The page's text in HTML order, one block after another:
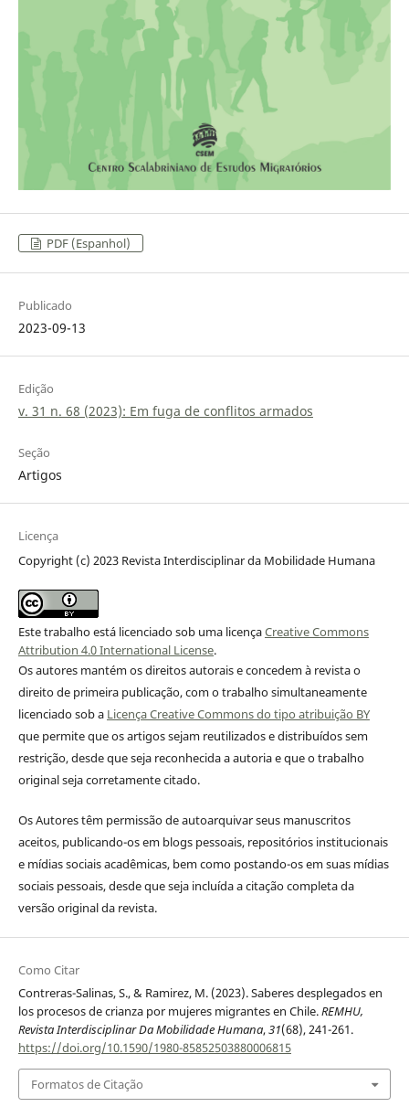
PDF (Espanhol)
Publicado
2023-09-13
Edição
v. 31 n. 68 (2023): Em fuga de conflitos armados
Seção
Artigos
Licença
Copyright (c) 2023 Revista Interdisciplinar da Mobilidade Humana
Este trabalho está licenciado sob uma licençaCreative Commons
Attribution 4.0 International License.
Os autores mantém os direitos autorais e concedem à revista o
direito de primeira publicação, com o trabalho simultaneamente
licenciado sob a Licença Creative Commons do tipo atribuição BY
que permite que os artigos sejam reutilizados e distribuídos sem
restrição, desde que seja reconhecida a autoria e que o trabalho
original seja corretamente citado.
Os Autores têm permissão de autoarquivar seus manuscritos
aceitos, publicando-os em blogs pessoais, repositórios institucionais
e mídias sociais acadêmicas, bem como postando-os em suas mídias
sociais pessoais, desde que seja incluída a citação completa da
versão original da revista.
Como Citar
Contreras-Salinas, S., & Ramirez, M. (2023). Saberes desplegados en
los procesos de crianza por mujeres migrantes en Chile.REMHU,
Revista Interdisciplinar Da Mobilidade Humana,31(68), 241-261.
https://doi.org/10.1590/1980-85852503880006815
Formatos de Citação